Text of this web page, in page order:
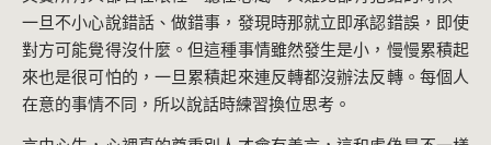
一旦不小心說錯話、做錯事，發現時那就立即承認錯誤，即使
對方可能覺得沒什麼。但這種事情雖然發生是小，慢慢累積起
來也是很可怕的，一旦累積起來連反轉都沒辦法反轉。每個人
在意的事情不同，所以說話時練習換位思考。